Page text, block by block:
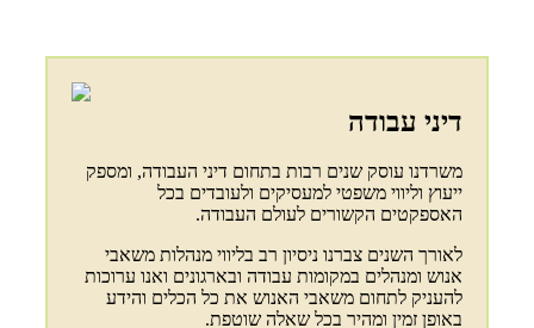
דיני עבודה
משרדנו עוסק שנים רבות בתחום דיני העבודה, ומספק
ייעוץ וליווי משפטי למעסיקים ולעובדים בכל
האספקטים הקשורים לעולם העבודה.
לאורך השנים צברנו ניסיון רב בליווי מנהלות משאבי
אנוש ומנהלים במקומות עבודה ובארגונים ואנו ערוכות
להעניק לתחום משאבי האנוש את כל הכלים והידע
באופן זמין ומהיר בכל שאלה שוטפת.